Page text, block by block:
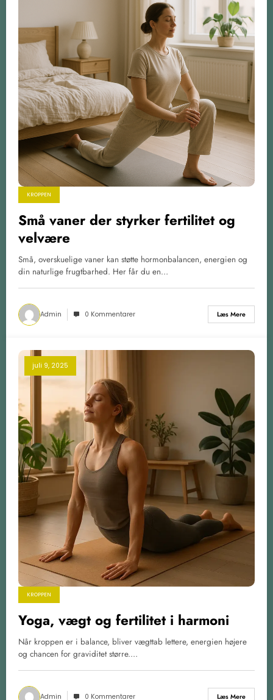
KROPPEN
Små vaner der styrker fertilitet og
velvære
Små, overskuelige vaner kan støtte hormonbalancen, energien og
din naturlige frugtbarhed. Her får du en…
Admin 0 Kommentarer Læs Mere
juli 9, 2025
KROPPEN
Yoga, vægt og fertilitet i harmoni
Når kroppen er i balance, bliver vægttab lettere, energien højere
og chancen for graviditet større.…
Admin 0 Kommentarer Læs Mere